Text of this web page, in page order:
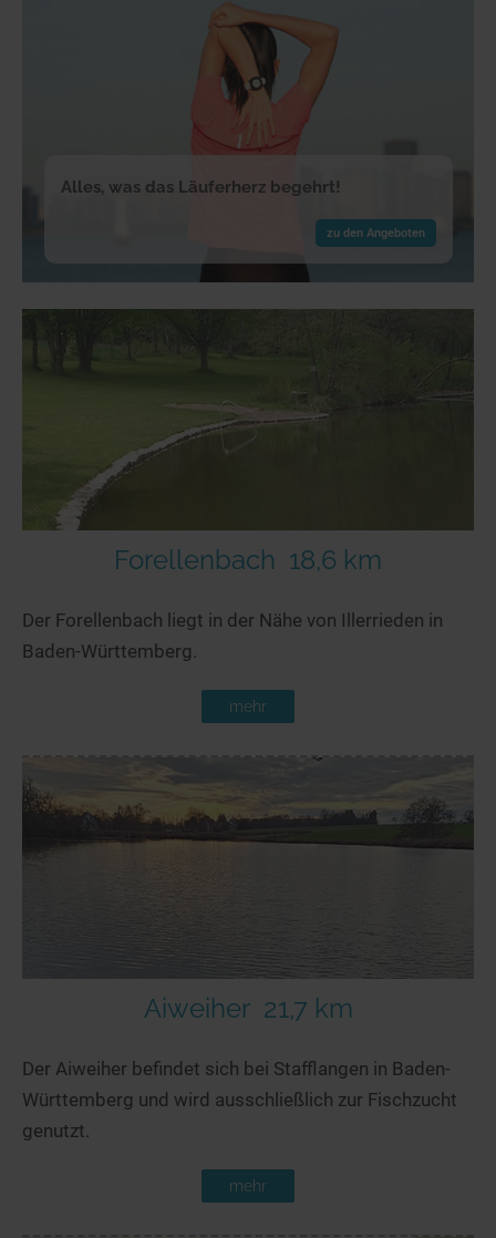
Alles, was das Läuferherz begehrt!
zu den Angeboten
Forellenbach 18,6 km
Der Forellenbach liegt in der Nähe von Illerrieden in
Baden-Württemberg.
mehr
Aiweiher 21,7 km
Der Aiweiher befindet sich bei Stafflangen in Baden-
Württemberg und wird ausschließlich zur Fischzucht
genutzt.
mehr